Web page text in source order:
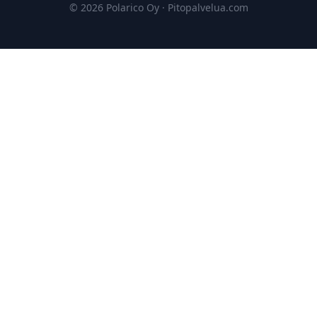
© 2026 Polarico Oy · Pitopalvelua.com